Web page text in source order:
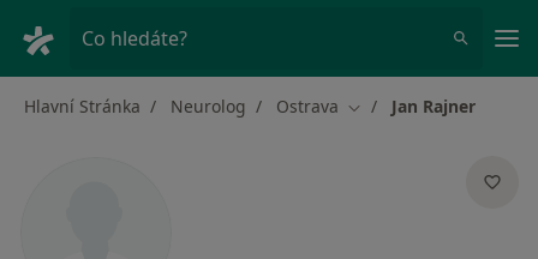
Co hledáte?
Hlavní Stránka Neurolog Ostrava Změna města
Jan Rajner